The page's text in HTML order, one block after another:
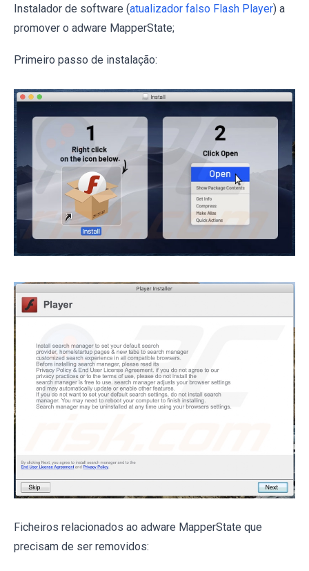
Instalador de software (atualizador falso Flash Player) a
promover o adware MapperState;
Primeiro passo de instalação:
Ficheiros relacionados ao adware MapperState que
precisam de ser removidos: